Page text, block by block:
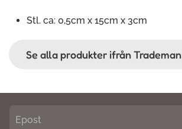
Stl. ca: 0,5cm x 15cm x 3cm
Se alla produkter ifrån Trademan